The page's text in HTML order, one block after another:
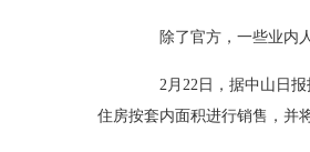
除了官方，一些业内人
2月22日，据中山日报
住房按套内面积进行销售，并